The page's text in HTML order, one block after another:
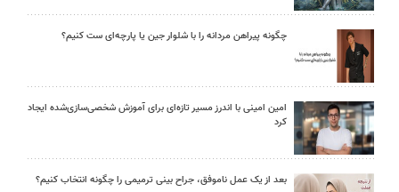
چگونه پیراهن مردانه را با شلوار جین یا پارچه‌ای ست کنیم؟
امین امینی با اندرز مسیر تازه‌ای برای آموزش شخصی‌سازی‌شده ایجاد
کرد
بعد از یک عمل ناموفق، جراح بینی ترمیمی را چگونه انتخاب کنیم؟